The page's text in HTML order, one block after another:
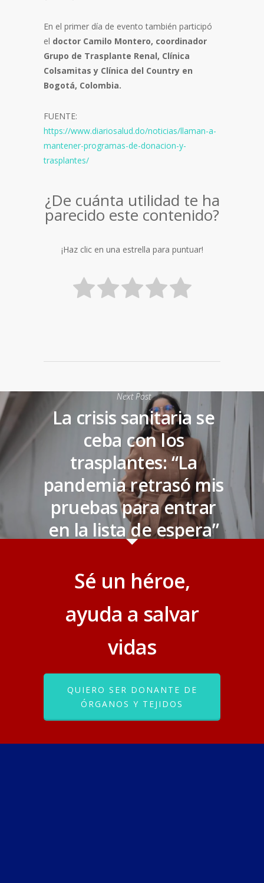
En el primer día de evento también participó
el doctor Camilo Montero, coordinador
Grupo de Trasplante Renal, Clínica
Colsamitas y Clínica del Country en
Bogotá, Colombia.
FUENTE:
https://www.diariosalud.do/noticias/llaman-a-
mantener-programas-de-donacion-y-
trasplantes/
¿De cuánta utilidad te ha
parecido este contenido?
¡Haz clic en una estrella para puntuar!
Next Post
La crisis sanitaria se
ceba con los
trasplantes: “La
pandemia retrasó mis
pruebas para entrar
en la lista de espera”
Sé un héroe,
ayuda a salvar
vidas
QUIERO SER DONANTE DE
ÓRGANOS Y TEJIDOS